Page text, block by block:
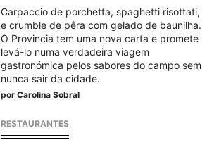
Carpaccio de porchetta, spaghetti risottati,
e crumble de pêra com gelado de baunilha.
O Provincia tem uma nova carta e promete
levá-lo numa verdadeira viagem
gastronómica pelos sabores do campo sem
nunca sair da cidade.
por Carolina Sobral
RESTAURANTES